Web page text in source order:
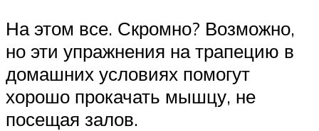
На этом все. Скромно? Возможно,
но эти упражнения на трапецию в
домашних условиях помогут
хорошо прокачать мышцу, не
посещая залов.